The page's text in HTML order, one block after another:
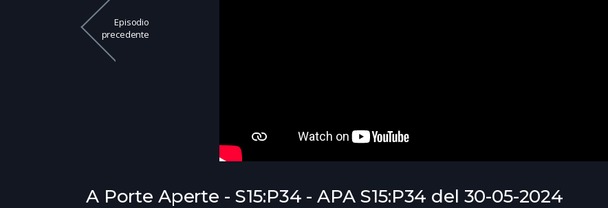
Episodio
precedente
A Porte Aperte - S15:P34 - APA S15:P34 del 30-05-2024